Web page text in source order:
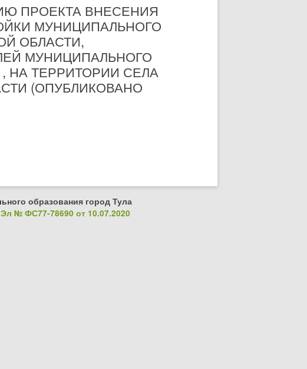
ПРОЕКТА ВНЕСЕНИЯ
МУНИЦИПАЛЬНОГО
ОБЛАСТИ,
МУНИЦИПАЛЬНОГО
НА ТЕРРИТОРИИ СЕЛА
(ОПУБЛИКОВАНО
образования город Тула
№ ФС77-78690 от 10.07.2020